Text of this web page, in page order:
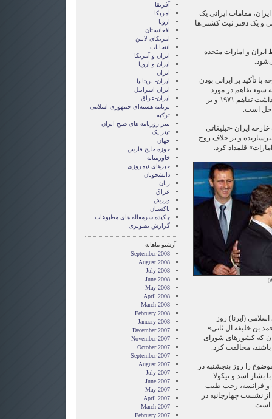
مقامات ایرانی یک
و یک دفتر ثبت کشتی‌ها
و امارات متحده
تأکید بر ایرانی بودن
سوء تفاهم در مورد
جزیره ابوموسی در چهارچوب یادداشت تفاهم ۱۹۷۱ و بر
حل است.
ایران «تبلیغاتی
و بر خلاف روح
قلمداد کرد.
)
(ایرنا) روز
بن خلیفه آل ثانی»
که کشورهای شورای
مخالفت کرد.
را روز پنجشنبه در
اسد و نیکولا
و فرانسه، رجب طیب
نشست چهارجانبه در
است.
آفریقا
آمریکا
اروپا
افغانستان
امریکای لاتین
انتخابات
ايران و آمريکا
ايران و اروپا
ایران
ایران- بریتانیا
ایران-اسراییل
ایران-عراق
برنامه هسته‌ای جمهوری اسلامی
ترکیه
تیتر روزنامه های صبح ایران
تیتر یک
جهان
حوزه خلیج فارس
خاورمیانه
خبرهای نیمروزی
دانشجویان
زنان
عراق
ورزش
پاکستان
چکیده سرمقاله های مطبوعات
گزارش تصويری
آرشیو ماهانه
September 2008
August 2008
July 2008
June 2008
May 2008
April 2008
March 2008
February 2008
January 2008
December 2007
November 2007
October 2007
September 2007
August 2007
July 2007
June 2007
May 2007
April 2007
March 2007
February 2007